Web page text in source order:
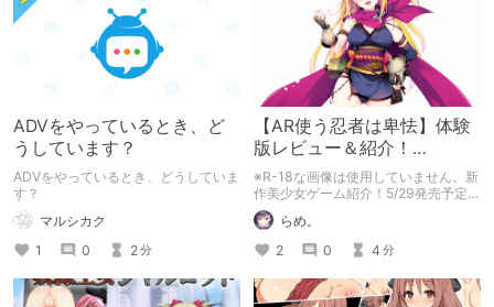
ADVをやっているとき、ど
うしています？
ADVをやっているとき、どうしていま
す？
マルシカク
1
0 2分
【AR使う忍者は卑怯】体験
版レビュー＆紹介！
『Secret Agent ～騎士学園
の忍びなるもの～』
※R-18な画像は使用していません。新
作美少女ゲーム紹介！5/29発売予定
『Secret Agent ～騎士学園の忍びな
るもの～』をご紹介！
らめ。
2
0 4 分